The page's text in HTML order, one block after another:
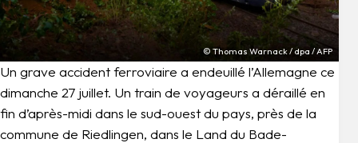
© Thomas Warnack / dpa / AFP
Un grave accident ferroviaire a endeuillé l’Allemagne ce
dimanche 27 juillet. Un train de voyageurs a déraillé en
fin d’après-midi dans le sud-ouest du pays, près de la
commune de Riedlingen, dans le Land du Bade-